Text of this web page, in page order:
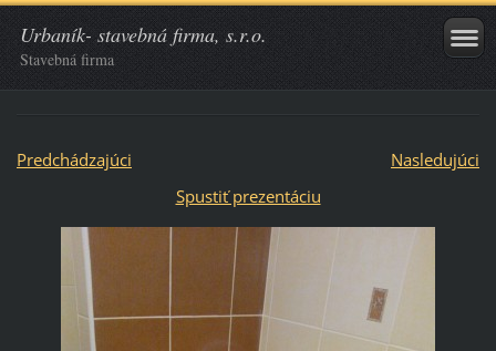
Urbaník- stavebná firma, s.r.o.
Stavebná firma
Predchádzajúci
Nasledujúci
Spustiť prezentáciu